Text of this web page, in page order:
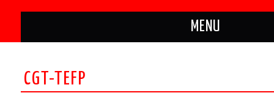
MENU
INSTANCES – ELU/ES CGT
CGT-TEFP